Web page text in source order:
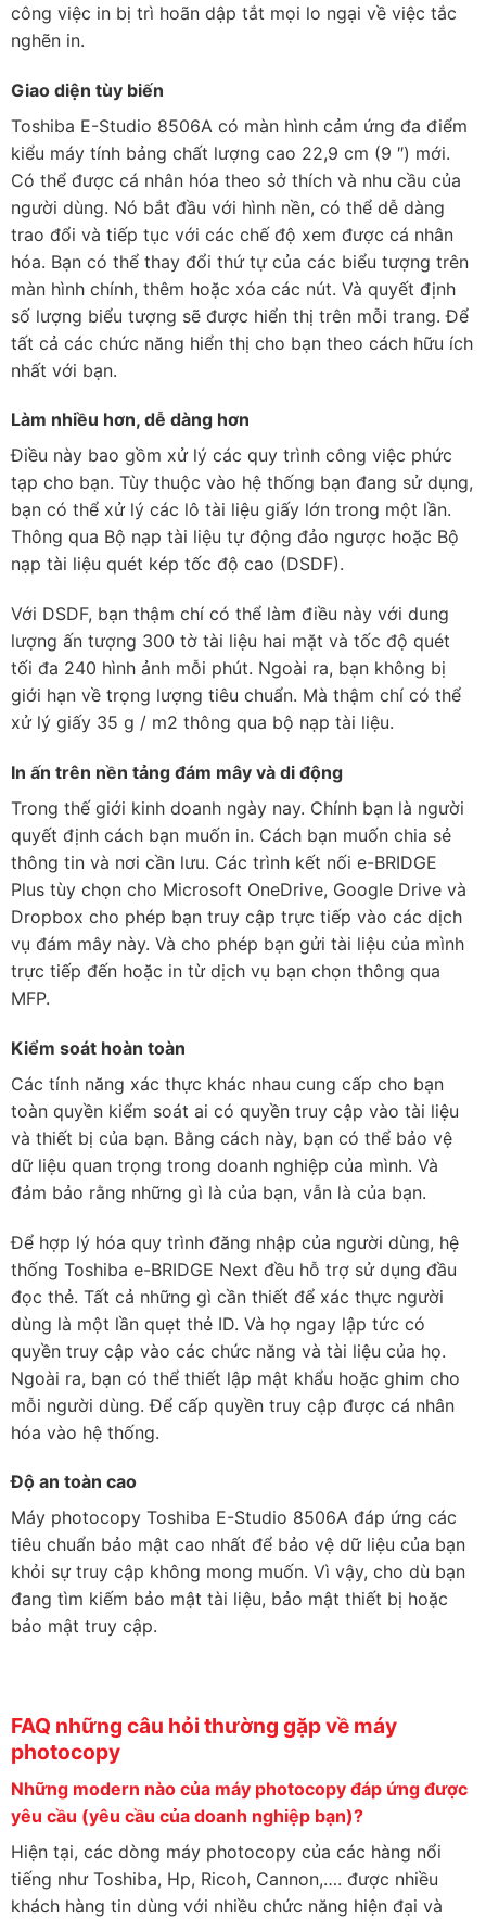
công việc in bị trì hoãn dập tắt mọi lo ngại về việc tắc
nghẽn in.
Giao diện tùy biến
Toshiba E-Studio 8506A có màn hình cảm ứng đa điểm
kiểu máy tính bảng chất lượng cao 22,9 cm (9 ″) mới.
Có thể được cá nhân hóa theo sở thích và nhu cầu của
người dùng. Nó bắt đầu với hình nền, có thể dễ dàng
trao đổi và tiếp tục với các chế độ xem được cá nhân
hóa. Bạn có thể thay đổi thứ tự của các biểu tượng trên
màn hình chính, thêm hoặc xóa các nút. Và quyết định
số lượng biểu tượng sẽ được hiển thị trên mỗi trang. Để
tất cả các chức năng hiển thị cho bạn theo cách hữu ích
nhất với bạn.
Làm nhiều hơn, dễ dàng hơn
Điều này bao gồm xử lý các quy trình công việc phức
tạp cho bạn. Tùy thuộc vào hệ thống bạn đang sử dụng,
bạn có thể xử lý các lô tài liệu giấy lớn trong một lần.
Thông qua Bộ nạp tài liệu tự động đảo ngược hoặc Bộ
nạp tài liệu quét kép tốc độ cao (DSDF).
Với DSDF, bạn thậm chí có thể làm điều này với dung
lượng ấn tượng 300 tờ tài liệu hai mặt và tốc độ quét
tối đa 240 hình ảnh mỗi phút. Ngoài ra, bạn không bị
giới hạn về trọng lượng tiêu chuẩn. Mà thậm chí có thể
xử lý giấy 35 g / m2 thông qua bộ nạp tài liệu.
In ấn trên nền tảng đám mây và di động
Trong thế giới kinh doanh ngày nay. Chính bạn là người
quyết định cách bạn muốn in. Cách bạn muốn chia sẻ
thông tin và nơi cần lưu. Các trình kết nối e-BRIDGE
Plus tùy chọn cho Microsoft OneDrive, Google Drive và
Dropbox cho phép bạn truy cập trực tiếp vào các dịch
vụ đám mây này. Và cho phép bạn gửi tài liệu của mình
trực tiếp đến hoặc in từ dịch vụ bạn chọn thông qua
MFP.
Kiểm soát hoàn toàn
Các tính năng xác thực khác nhau cung cấp cho bạn
toàn quyền kiểm soát ai có quyền truy cập vào tài liệu
và thiết bị của bạn. Bằng cách này, bạn có thể bảo vệ
dữ liệu quan trọng trong doanh nghiệp của mình. Và
đảm bảo rằng những gì là của bạn, vẫn là của bạn.
Để hợp lý hóa quy trình đăng nhập của người dùng, hệ
thống Toshiba e-BRIDGE Next đều hỗ trợ sử dụng đầu
đọc thẻ. Tất cả những gì cần thiết để xác thực người
dùng là một lần quẹt thẻ ID. Và họ ngay lập tức có
quyền truy cập vào các chức năng và tài liệu của họ.
Ngoài ra, bạn có thể thiết lập mật khẩu hoặc ghim cho
mỗi người dùng. Để cấp quyền truy cập được cá nhân
hóa vào hệ thống.
Độ an toàn cao
Máy photocopy Toshiba E-Studio 8506A đáp ứng các
tiêu chuẩn bảo mật cao nhất để bảo vệ dữ liệu của bạn
khỏi sự truy cập không mong muốn. Vì vậy, cho dù bạn
đang tìm kiếm bảo mật tài liệu, bảo mật thiết bị hoặc
bảo mật truy cập.
FAQ những câu hỏi thường gặp về máy
photocopy
Những modern nào của máy photocopy đáp ứng được
yêu cầu (yêu cầu của doanh nghiệp bạn)?
Hiện tại, các dòng máy photocopy của các hàng nổi
tiếng như Toshiba, Hp, Ricoh, Cannon,…. được nhiều
khách hàng tin dùng với nhiều chức năng hiện đại và